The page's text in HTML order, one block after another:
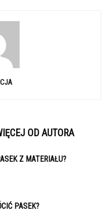
OD AUTORA
Z MATERIAŁU?
PASEK?